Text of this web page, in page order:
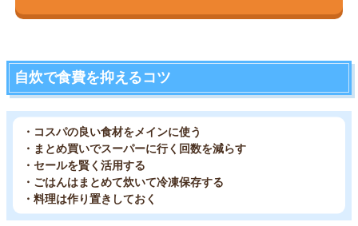
自炊で食費を抑えるコツ
・コスパの良い食材をメインに使う
・まとめ買いでスーパーに行く回数を減らす
・セールを賢く活用する
・ごはんはまとめて炊いて冷凍保存する
・料理は作り置きしておく